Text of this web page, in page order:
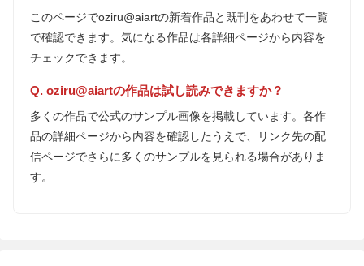
このページでoziru@aiartの新着作品と既刊をあわせて一覧
で確認できます。気になる作品は各詳細ページから内容を
チェックできます。
Q. oziru@aiartの作品は試し読みできますか？
多くの作品で公式のサンプル画像を掲載しています。各作
品の詳細ページから内容を確認したうえで、リンク先の配
信ページでさらに多くのサンプルを見られる場合がありま
す。